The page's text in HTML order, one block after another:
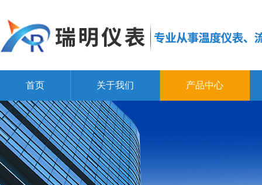
首页 关于我们 产品中心